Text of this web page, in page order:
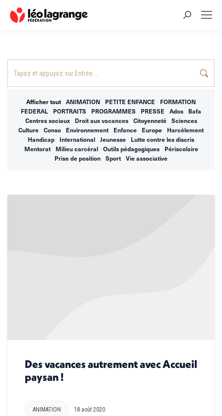
Recherche
Afficher tout ANIMATION PETITE ENFANCE
FORMATION
FEDERAL
PORTRAITS PROGRAMMES PRESSE Ados
Bafa
Centres sociaux
Droit aux vacances Citoyenneté
Sciences
Culture
Conso Environnement Enfance Europe
Harcèlement
Handicap
International Jeunesse
Lutte contre les discris
Mentorat
Milieu carcéral Outils pédagogiques
Périscolaire
Prise de position
Sport Vie associative
Des vacances autrement avec Accueil
paysan !
ANIMATION 18 août 2020